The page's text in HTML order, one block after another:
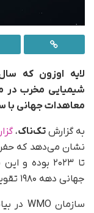
لایه اوزون که
شیمیایی مخرب در
معاهدات جهانی با
به گزارش تک‌‎‎ناک ،
تا ۲۰۲۳
جهانی دهه ۱۹۸۰ تقویت کرده است.